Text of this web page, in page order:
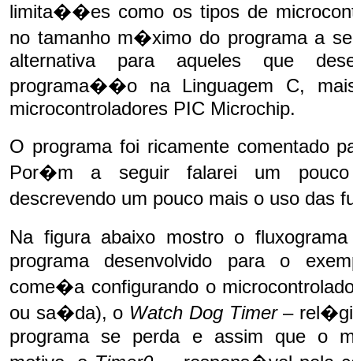
limita��es como os tipos de
no tamanho m�ximo do programa a
alternativa para aqueles que
programa��o na Linguagem C,
microcontroladores PIC Microchip.
O programa foi ricamente comentado
Por�m a seguir falarei um
descrevendo um pouco mais o uso
Na figura abaixo mostro o
programa desenvolvido para o
come�a configurando o
ou sa�da), o Watch Dog Timer–
programa se perda e assim que o